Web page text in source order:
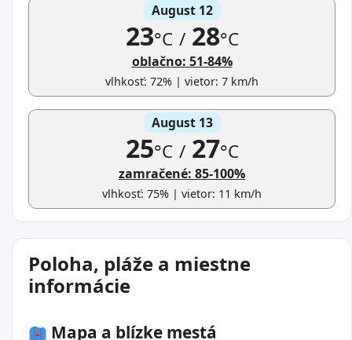
August 12
23°C /28°C
oblačno: 51-84%
vlhkosť: 72% | vietor: 7 km/h
August 13
25°C /27°C
zamračené: 85-100%
vlhkosť: 75% | vietor: 11 km/h
Poloha, pláže a miestne
informácie
Mapa a blízke mestá